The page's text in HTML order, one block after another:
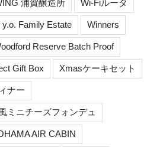
浦賀醸造所 Wi-Fiルータ
y.o. Family Estate Winners
Reserve Batch Proof
Gift Box Xmasケーキセット
ナー
ミニチーズフォンデュ
AIR CABIN